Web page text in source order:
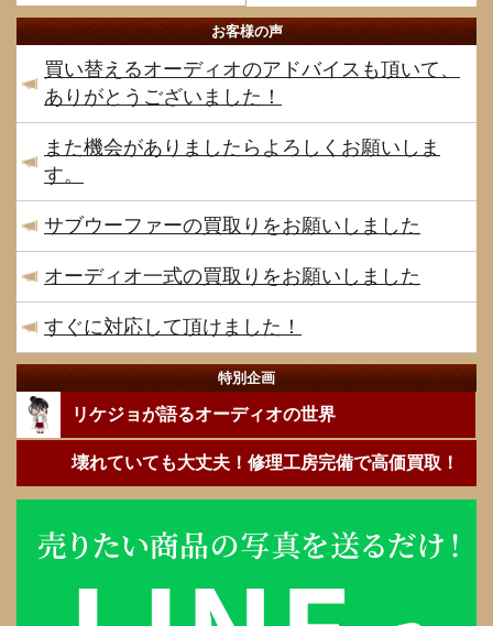
お客様の声
買い替えるオーディオのアドバイスも頂いて、
ありがとうございました！
また機会がありましたらよろしくお願いしま
す。
サブウーファーの買取りをお願いしました
オーディオ一式の買取りをお願いしました
すぐに対応して頂けました！
特別企画
リケジョが語るオーディオの世界
壊れていても大丈夫！修理工房完備で高価買取！